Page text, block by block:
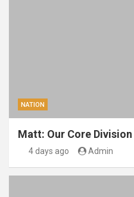
NATION
Matt: Our Core Division
4 days ago Admin